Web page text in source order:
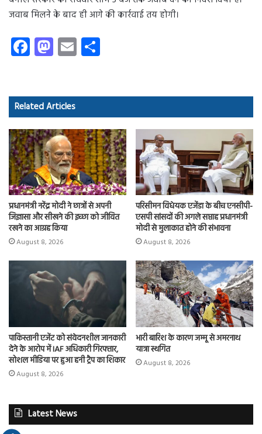
जवाब मिलने के बाद ही आगे की कार्रवाई तय होगी।
Fa
ce
o
ok
M
as
d
o
n
E
m
Related Articles
प्रधानमंत्री नरेंद्र मोदी ने छात्रों से अपनी
जिज्ञासा और सीखने की इच्छा को जीवित
रखने का आग्रह किया
August 8, 2026
परिसीमन विधेयक एजेंडा के बीच एनसीपी-
एसपी सांसदों की अगले सप्ताह प्रधानमंत्री
मोदी से मुलाकात होने की संभावना
August 8, 2026
पाकिस्तानी एजेंट को संवेदनशील जानकारी
देने के आरोप में IAF अधिकारी गिरफ्तार,
सोशल मीडिया पर हुआ हनी ट्रैप का शिकार
August 8, 2026
भारी बारिश के कारण जम्मू से अमरनाथ
यात्रा स्थगित
August 8, 2026
Latest News